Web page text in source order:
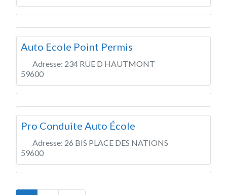
Auto Ecole Point Permis
Adresse: 234 RUE D HAUTMONT
59600
Pro Conduite Auto École
Adresse: 26 BIS PLACE DES NATIONS
59600